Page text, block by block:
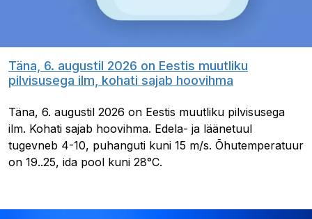
Täna, 6. augustil 2026 on Eestis muutliku
pilvisusega ilm, kohati sajab hoovihma
Täna, 6. augustil 2026 on Eestis muutliku pilvisusega
ilm. Kohati sajab hoovihma. Edela- ja läänetuul
tugevneb 4-10, puhanguti kuni 15 m/s. Õhutemperatuur
on 19..25, ida pool kuni 28°C.